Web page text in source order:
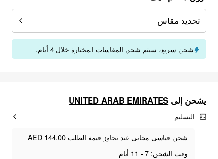
تحديد مقاس
شحن سريع، سيتم شحن المقاسات المختارة خلال 4 أيام.
يشحن إلى UNITED ARAB EMIRATES
التسليم
شحن قياسي مجاني عند تجاوز قيمة الطلب AED 144.00
وقت الشحن: 7 - 11 أيام